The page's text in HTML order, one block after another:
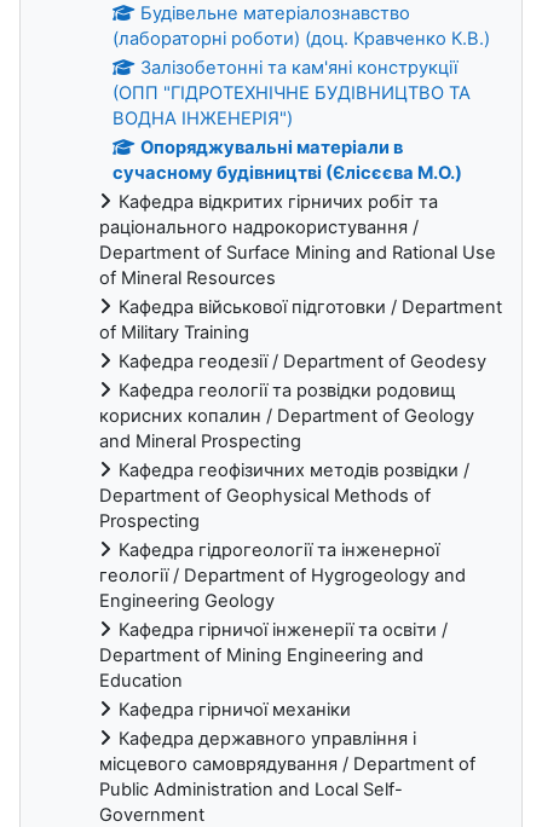
Будівельне матеріалознавство
(лабораторні роботи) (доц. Кравченко К.В.)
Залізобетонні та кам'яні конструкції
(ОПП "ГІДРОТЕХНІЧНЕ БУДІВНИЦТВО ТА
ВОДНА ІНЖЕНЕРІЯ")
Опоряджувальні матеріали в
сучасному будівництві (Єлісєєва М.О.)
Кафедра відкритих гірничих робіт та
раціонального надрокористування /
Department of Surface Mining and Rational Use
of Mineral Resources
Кафедра військової підготовки / Department
of Military Training
Кафедра геодезії / Department of Geodesy
Кафедра геології та розвідки родовищ
корисних копалин / Department of Geology
and Mineral Prospecting
Кафедра геофізичних методів розвідки /
Department of Geophysical Methods of
Prospecting
Кафедра гідрогеології та інженерної
геології / Department of Hygrogeology and
Engineering Geology
Кафедра гірничої інженерії та освіти /
Department of Mining Engineering and
Education
Кафедра гірничої механіки
Кафедра державного управління і
місцевого самоврядування / Department of
Public Administration and Local Self-
Government